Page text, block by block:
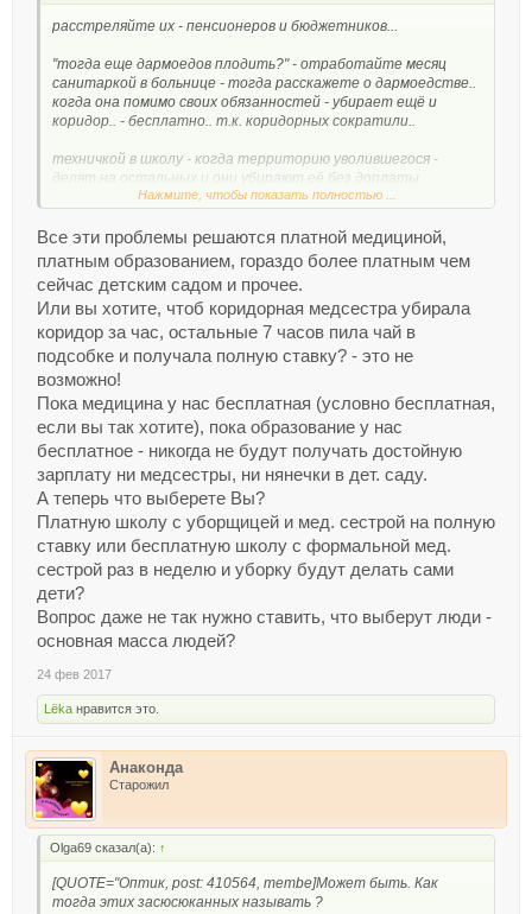
расстреляйте их - пенсионеров и бюджетников...
"тогда еще дармоедов плодить?" - отработайте месяц
санитаркой в больнице - тогда расскажете о дармоедстве..
когда она помимо своих обязанностей - убирает ещё и
коридор.. - бесплатно.. т.к. коридорных сократили..
техничкой в школу - когда территорию уволившегося -
делят на остальных и они убирают её без доплаты.
вот раньше так учили!!!"
воспитателем в д/с на группу в 27 чел..
Нажмите, чтобы показать полностью ...
Все эти проблемы решаются платной медициной,
платным образованием, гораздо более платным чем
сейчас детским садом и прочее.
Или вы хотите, чтоб коридорная медсестра убирала
коридор за час, остальные 7 часов пила чай в
подсобке и получала полную ставку? - это не
возможно!
Пока медицина у нас бесплатная (условно бесплатная,
если вы так хотите), пока образование у нас
бесплатное - никогда не будут получать достойную
зарплату ни медсестры, ни нянечки в дет. саду.
А теперь что выберете Вы?
Платную школу с уборщицей и мед. сестрой на полную
ставку или бесплатную школу с формальной мед.
сестрой раз в неделю и уборку будут делать сами
дети?
Вопрос даже не так нужно ставить, что выберут люди -
основная масса людей?
24 фев 2017
Lёka нравится это.
Анаконда
Старожил
Olga69 сказал(а): ↑
[QUOTE="Оптик, post: 410564, membe]Может быть. Как
тогда этих засюсюканных называть ?